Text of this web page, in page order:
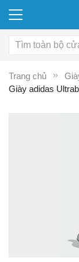
Trang chủ
Giày adidas